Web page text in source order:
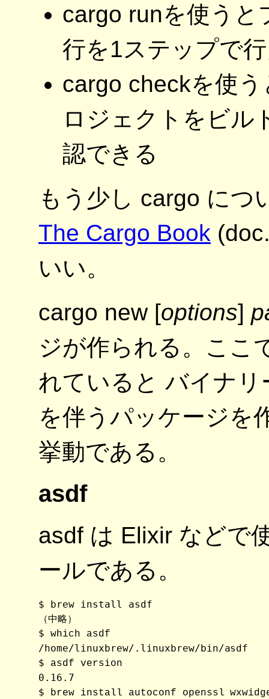
cargo runを使うと
行を1ステップで
cargo checkを使
ロジェクトをビル
認できる
もう少し cargo につ
The Cargo Book
いい。
cargo new [options]
ジが作られる。ここ
れていると バイナ
を伴うパッケージを
挙動である。
asdf
asdf は Elixir などで
ールである。
$ brew install asdf
（中略）
$ which asdf
/home/linuxbrew/.linuxbrew/bin/asdf
$ asdf version
0.16.7
$ brew install autoconf openssl